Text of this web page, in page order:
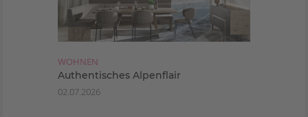
WOHNEN
Authentisches Alpenflair
02.07.2026